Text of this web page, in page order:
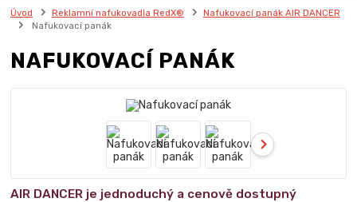
Úvod Reklamní nafukovadla RedX®
Nafukovací panák AIR DANCER
Nafukovací panák
NAFUKOVACÍ PANÁK
AIR DANCER je jednoduchý a cenově dostupný